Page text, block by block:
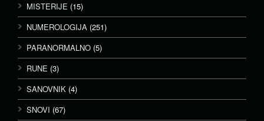
MISTERIJE (15)
NUMEROLOGIJA (251)
PARANORMALNO (5)
RUNE (3)
SANOVNIK (4)
SNOVI (67)